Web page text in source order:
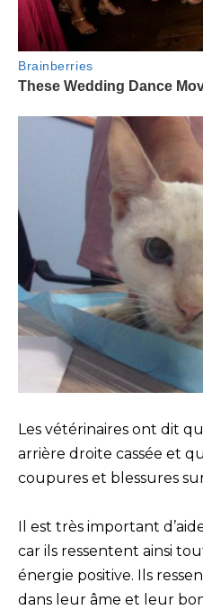
Les vétérinaires ont dit
arrière droite cassée et
coupures et blessures
Il est très important
car ils ressentent ainsi
énergie positive. Ils
dans leur âme et leur